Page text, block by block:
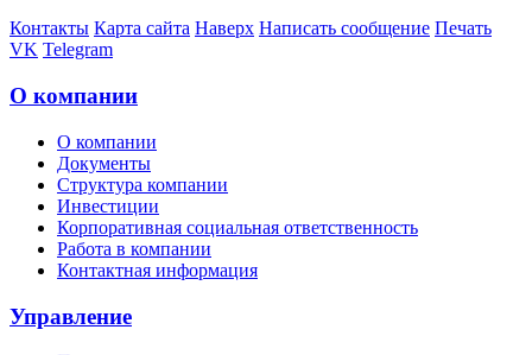
Контакты Карта сайта Наверх Написать сообщение Печать
VK Telegram
О компании
О компании
Документы
Структура компании
Инвестиции
Корпоративная социальная ответственность
Работа в компании
Контактная информация
Управление